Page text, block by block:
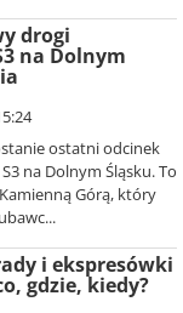
drogi
na Dolnym
ostatni odcinek
na Dolnym Śląsku. To
Górą, który
i ekspresówki
gdzie, kiedy?